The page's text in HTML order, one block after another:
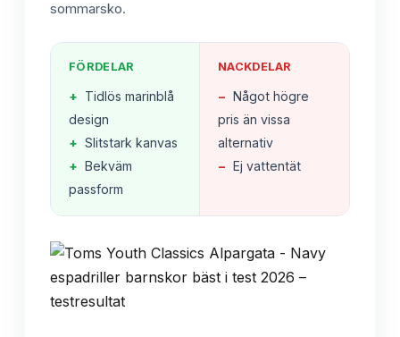
sommarsko.
FÖRDELAR
+ Tidlös marinblå
design
+ Slitstark kanvas
+ Bekväm
passform
NACKDELAR
− Något högre
pris än vissa
alternativ
− Ej vattentät